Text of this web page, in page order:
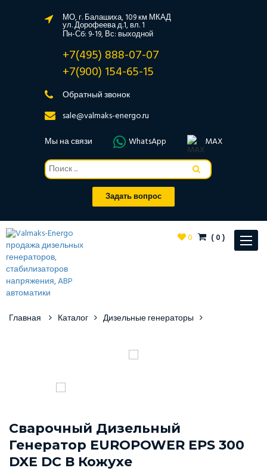
МО, г. Балашиха, 109 км МКАД
ул. Дорофеева д.1, вл. 1
Пн-Сб: 9-19, Вс: выходной
+7(495) 888-07-07
+7(900) 154-65-15
Обратный звонок
sale@valmaks-energo.ru
Мы на связи
WhatsApp MAX
Задать вопрос
Toggle
0 (0)
Главная Каталог Дизельные генераторы
Сварочный Дизельный
Генератор EUROPOWER EPS 300
DXE DC В Кожухе